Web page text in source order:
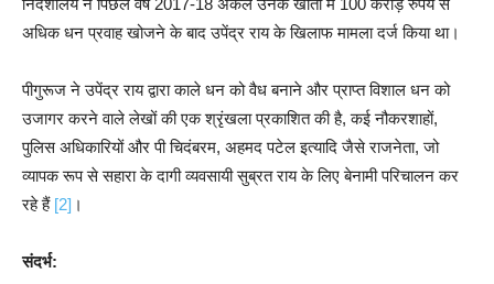
निदेशालय ने पिछले वर्ष 2017-18 अकेले उनके खातों में 100 करोड़ रुपये से
अधिक धन प्रवाह खोजने के बाद उपेंद्र राय के खिलाफ मामला दर्ज किया था।
पीगुरूज ने उपेंद्र राय द्वारा काले धन को वैध बनाने और प्राप्त विशाल धन को
उजागर करने वाले लेखों की एक श्रृंखला प्रकाशित की है, कई नौकरशाहों,
पुलिस अधिकारियों और पी चिदंबरम, अहमद पटेल इत्यादि जैसे राजनेता, जो
व्यापक रूप से सहारा के दागी व्यवसायी सुब्रत राय के लिए बेनामी परिचालन कर
रहे हैं [2] ।
संदर्भ: